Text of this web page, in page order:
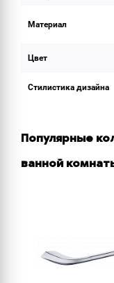
Материал
Цвет
Стилистика дизайна
Популярные
ванной